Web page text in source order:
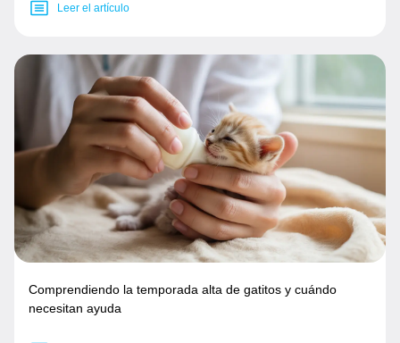
Leer el artículo
Comprendiendo la temporada alta de gatitos y cuándo
necesitan ayuda